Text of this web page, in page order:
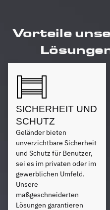
Vorteile
SICHERHEIT UND
SCHUTZ
Geländer bieten
unverzichtbare Sicherheit
und Schutz für Benutzer,
sei es im privaten oder im
gewerblichen Umfeld.
Unsere
maßgeschneiderten
Lösungen garantieren